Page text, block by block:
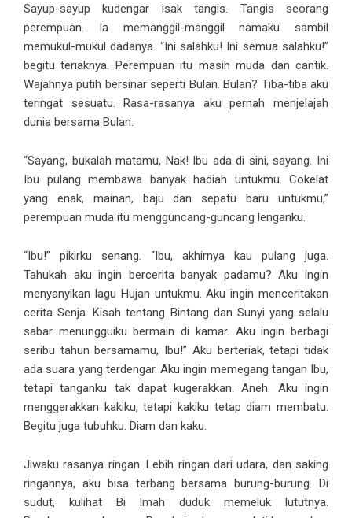
Sayup-sayup kudengar isak tangis. Tangis seorang
perempuan. Ia memanggil-manggil namaku sambil
memukul-mukul dadanya. “Ini salahku! Ini semua salahku!”
begitu teriaknya. Perempuan itu masih muda dan cantik.
Wajahnya putih bersinar seperti Bulan. Bulan? Tiba-tiba aku
teringat sesuatu. Rasa-rasanya aku pernah menjelajah
dunia bersama Bulan.
“Sayang, bukalah matamu, Nak! Ibu ada di sini, sayang. Ini
Ibu pulang membawa banyak hadiah untukmu. Cokelat
yang enak, mainan, baju dan sepatu baru untukmu,”
perempuan muda itu mengguncang-guncang lenganku.
“Ibu!” pikirku senang. “Ibu, akhirnya kau pulang juga.
Tahukah aku ingin bercerita banyak padamu? Aku ingin
menyanyikan lagu Hujan untukmu. Aku ingin menceritakan
cerita Senja. Kisah tentang Bintang dan Sunyi yang selalu
sabar menungguiku bermain di kamar. Aku ingin berbagi
seribu tahun bersamamu, Ibu!” Aku berteriak, tetapi tidak
ada suara yang terdengar. Aku ingin memegang tangan Ibu,
tetapi tanganku tak dapat kugerakkan. Aneh. Aku ingin
menggerakkan kakiku, tetapi kakiku tetap diam membatu.
Begitu juga tubuhku. Diam dan kaku.
Jiwaku rasanya ringan. Lebih ringan dari udara, dan saking
ringannya, aku bisa terbang bersama burung-burung. Di
sudut, kulihat Bi Imah duduk memeluk lututnya.